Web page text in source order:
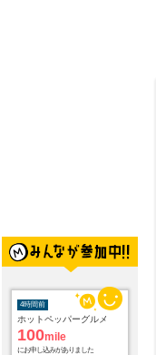
4時間前
ホットペッパーグルメ
100mile
にお申し込みがありました